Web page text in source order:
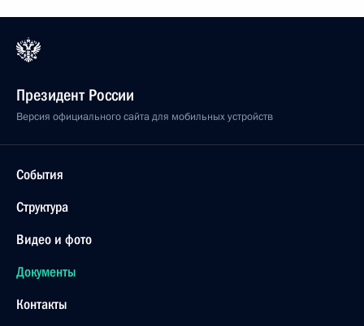
Президент России
Версия официального сайта для мобильных устройств
События
Структура
Видео и фото
Документы
Контакты